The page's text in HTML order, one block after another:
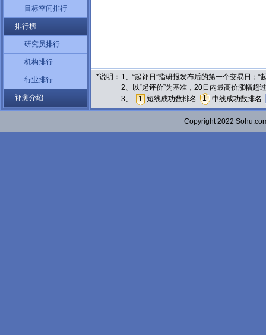
目标空间排行
排行榜
研究员排行
机构排行
行业排行
评测介绍
*说明： 1、“起评日”指研报发布后的第一个交易日；
2、以“起评价”为基准，20日内最高价涨幅
3、
1 短线成功数排名 1 中线成功数排名
Copyright 2022